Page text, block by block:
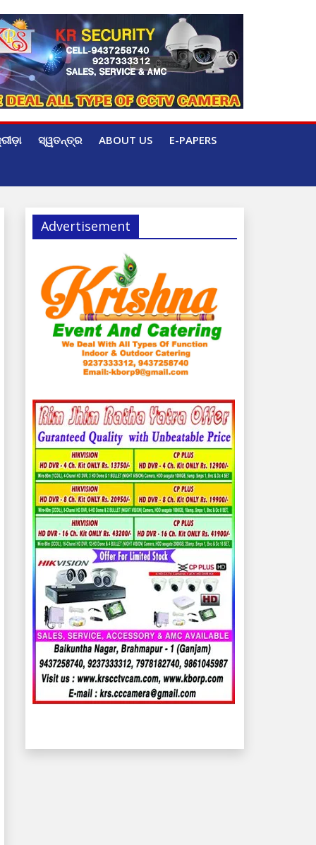
ସ୍ୱତନ୍ତ୍ର ABOUT US E-PAPERS
Advertisement